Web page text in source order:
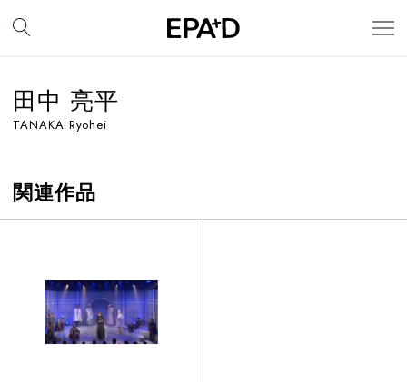
田中 亮平
TANAKA Ryohei
関連作品